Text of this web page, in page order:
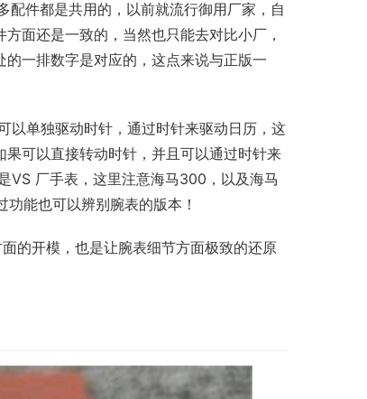
件都是共用的，以前就流行御用厂家，自
面还是一致的，当然也只能去对比小厂，
一排数字是对应的，这点来说与正版一
以单独驱动时针，通过时针来驱动日历，这
可以直接转动时针，并且可以通过时针来
VS 厂手表，这里注意海马300，以及海马
能也可以辨别腕表的版本！
的开模，也是让腕表细节方面极致的还原